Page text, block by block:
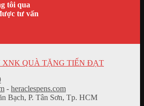
tôi qua
tư vấn
XNK QUÀ TẶNG TIẾN ĐẠT
- heraclespens.com
Bạch, P. Tân Sơn, Tp. HCM